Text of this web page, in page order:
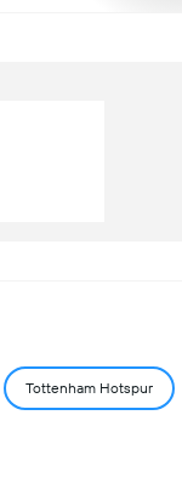
Tottenham Hotspur